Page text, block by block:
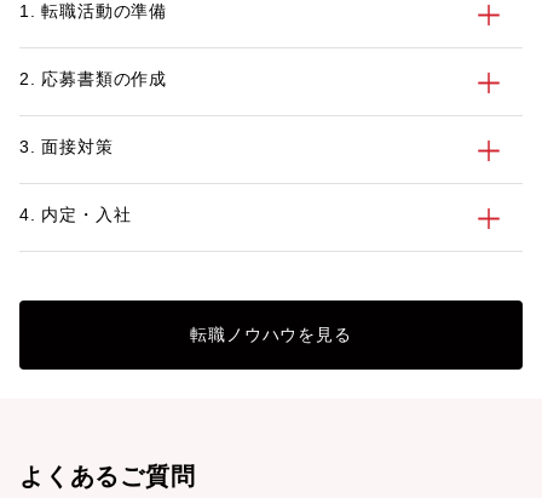
1. 転職活動の準備
2. 応募書類の作成
3. 面接対策
4. 内定・入社
転職ノウハウを見る
よくあるご質問